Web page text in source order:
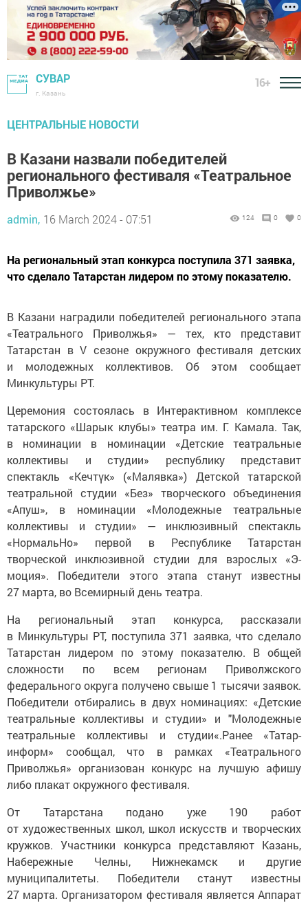
СУВАР
г. Казань
16+
ЦЕНТРАЛЬНЫЕ НОВОСТИ
В Казани назвали победителей
регионального фестиваля «Театральное
Приволжье»
admin, 16 March 2024 - 07:51 124 0 0
На региональный этап конкурса поступила 371 заявка,
что сделало Татарстан лидером по этому показателю.
В Казани наградили победителей регионального этапа
«Театрального Приволжья» — тех, кто представит
Татарстан в V сезоне окружного фестиваля детских
и молодежных коллективов. Об этом сообщает
Минкультуры РТ.
Церемония состоялась в Интерактивном комплексе
татарского «Шарык клубы» театра им. Г. Камала. Так,
в номинации в номинации «Детские театральные
коллективы и студии» республику представит
спектакль «Кечтүк» («Малявка») Детской татарской
театральной студии «Без» творческого объединения
«Апуш», в номинации «Молодежные театральные
коллективы и студии» — инклюзивный спектакль
«НормальНо» первой в Республике Татарстан
творческой инклюзивной студии для взрослых «Э-
моция». Победители этого этапа станут известны
27 марта, во Всемирный день театра.
На региональный этап конкурса, рассказали
в Минкультуры РТ, поступила 371 заявка, что сделало
Татарстан лидером по этому показателю. В общей
сложности по всем регионам Приволжского
федерального округа получено свыше 1 тысячи заявок.
Победители отбирались в двух номинациях: «Детские
театральные коллективы и студии» и "Молодежные
театральные коллективы и студии«.Ранее «Татар-
информ» сообщал, что в рамках «Театрального
Приволжья» организован конкурс на лучшую афишу
либо плакат окружного фестиваля.
От Татарстана подано уже 190 работ
от художественных школ, школ искусств и творческих
кружков. Участники конкурса представляют Казань,
Набережные Челны, Нижнекамск и другие
муниципалитеты. Победители станут известны
27 марта. Организатором фестиваля является Аппарат